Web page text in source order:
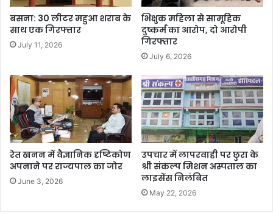
बसना: 30 लीटर महुआ शराब के
साथ एक गिरफ्तार
July 11, 2026
भिक्षुक महिला से सामूहिक
दुष्कर्म का आरोप, दो आरोपी
गिरफ्तार
July 6, 2026
रेत खनन में वैज्ञानिक दृष्टिकोण
अपनाने पर राज्यपाल का जोर
June 3, 2026
उपचार में लापरवाही पर छुरा के
श्री संकल्प मिशन अस्पताल का
लाइसेंस निलंबित
May 22, 2026